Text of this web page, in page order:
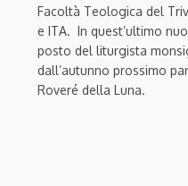
Facoltà Teologica del
e ITA. In quest’ultimo
posto del liturgista
dall’autunno prossimo
Roveré della Luna.